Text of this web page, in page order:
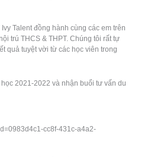
Talent đồng hành cùng các em trên
trú THCS & THPT. Chúng tôi rất tự
quả tuyệt vời từ các học viên trong
2021-2022 và nhận buổi tư vấn du
cc8f-431c-a4a2-